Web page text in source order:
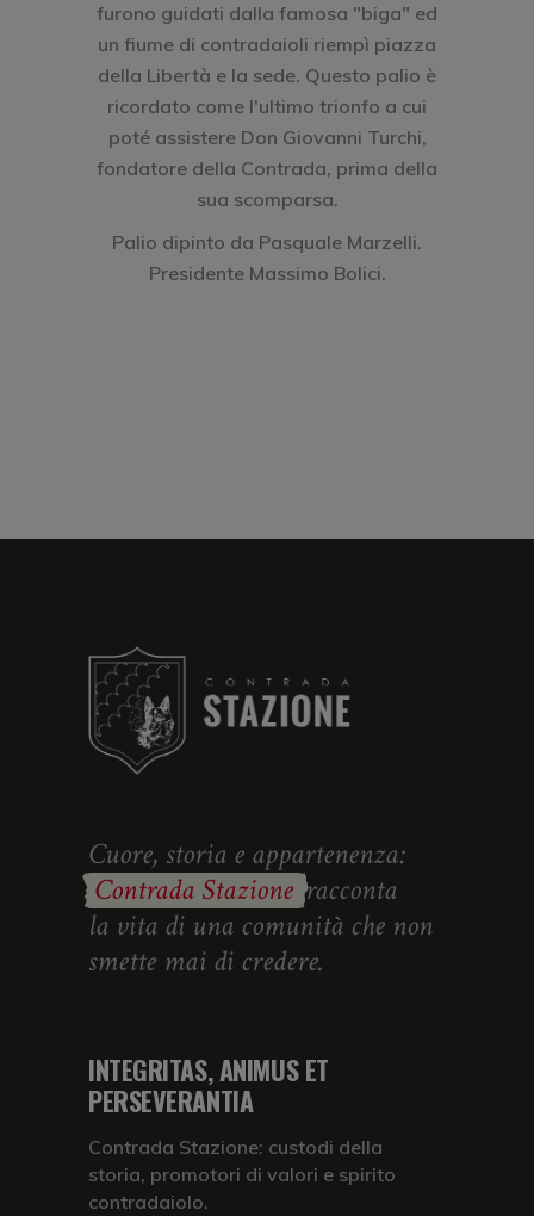
furono guidati dalla famosa "biga" ed
un fiume di contradaioli riempì piazza
della Libertà e la sede. Questo palio è
ricordato come l'ultimo trionfo a cui
poté assistere Don Giovanni Turchi,
fondatore della Contrada, prima della
sua scomparsa.
Palio dipinto da Pasquale Marzelli.
Presidente Massimo Bolici.
Cuore, storia e appartenenza:
Contrada Stazione racconta
la vita di una comunità che non
smette mai di credere.
INTEGRITAS, ANIMUS ET
PERSEVERANTIA
Contrada Stazione: custodi della
storia, promotori di valori e spirito
contradaiolo.